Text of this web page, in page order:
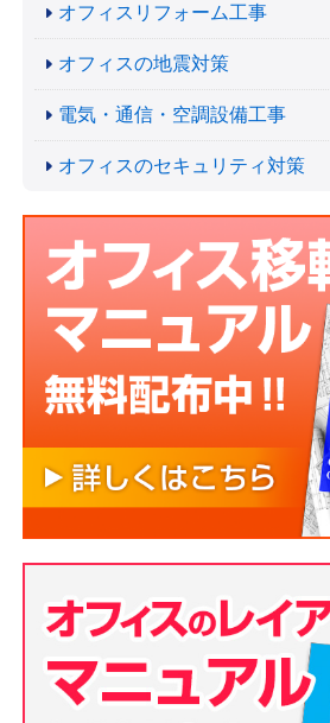
オフィスリフォーム工事
オフィスの地震対策
電気・通信・空調設備工事
オフィスのセキュリティ対策